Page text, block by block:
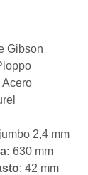
Gibson
Acero
2,4 mm
630 mm
: 42 mm